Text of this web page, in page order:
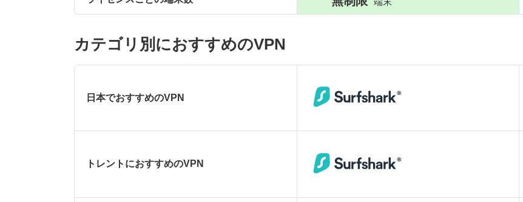
カテゴリ別におすすめのVPN
日本でおすすめのVPN
トレントにおすすめのVPN